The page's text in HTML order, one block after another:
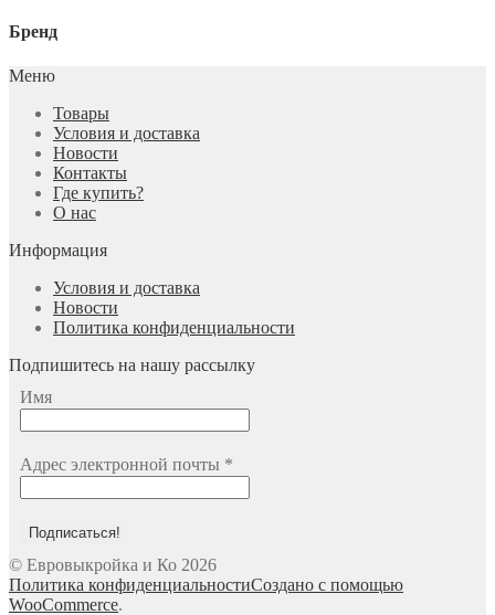
Бренд
Меню
Товары
Условия и доставка
Новости
Контакты
Где купить?
О нас
Информация
Условия и доставка
Новости
Политика конфиденциальности
Подпишитесь на нашу рассылку
Имя
Адрес электронной почты *
© Евровыкройка и Ко 2026
Политика конфиденциальностиСоздано с помощью
WooCommerce.